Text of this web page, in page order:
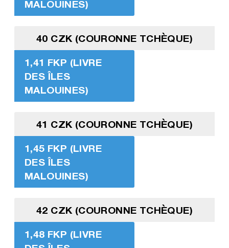
MALOUINES)
40 CZK (COURONNE TCHÈQUE)
1,41 FKP (LIVRE
DES ÎLES
MALOUINES)
41 CZK (COURONNE TCHÈQUE)
1,45 FKP (LIVRE
DES ÎLES
MALOUINES)
42 CZK (COURONNE TCHÈQUE)
1,48 FKP (LIVRE